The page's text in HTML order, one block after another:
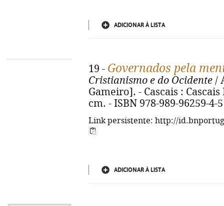
ADICIONAR À LISTA
19 - Governados pela
Cristianismo e do Ocidente /
Gameiro]. - Cascais :
cm. - ISBN 978-989-96259-4-5
Link persistente: http://
ADICIONAR À LISTA